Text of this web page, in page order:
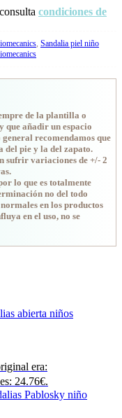
condiciones de
, Sandalia piel niño
de la plantilla o
que añadir un espacio
recomendamos que
del pie y la del zapato.
sufrir variaciones de +/- 2
lo que es totalmente
no del todo
en los productos
en el uso, no se
era:
24.76€.